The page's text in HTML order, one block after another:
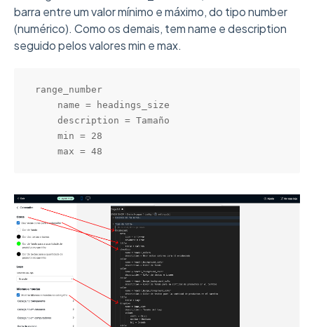
barra entre um valor mínimo e máximo, do tipo number
(numérico). Como os demais, tem name e description
seguido pelos valores min e max.
range_number
    max = 48